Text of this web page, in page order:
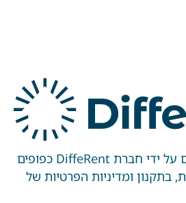
כל השירותים המוצעים על ידי חברת DiffeRent כפופים
בתקנון ומדיניות הפרטיות של